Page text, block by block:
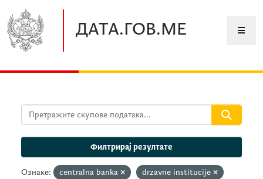
ДАТА.ГОВ.МЕ
Филтрирај резултате
Ознаке: centralna banka
drzavne institucije